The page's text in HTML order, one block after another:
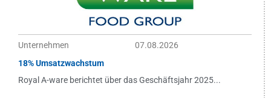
Unternehmen
07.08.2026
18% Umsatzwachstum
Royal A-ware berichtet über das Geschäftsjahr 2025...